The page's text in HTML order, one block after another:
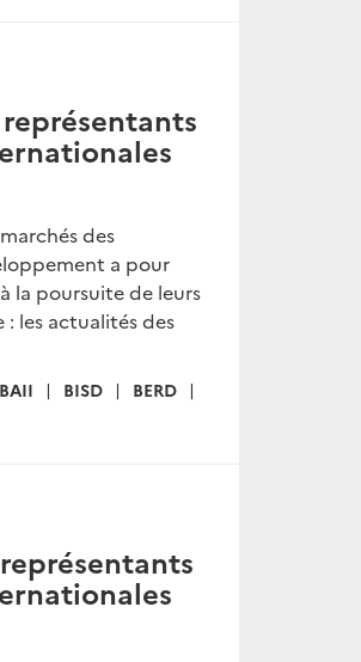
des
a pour
la poursuite de leurs
les actualités des
BAII BISD
BERD